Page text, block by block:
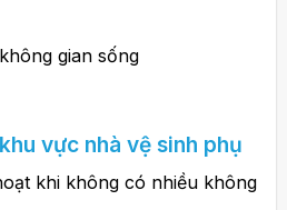
gian sống
vực nhà vệ sinh phụ
khi không có nhiều không